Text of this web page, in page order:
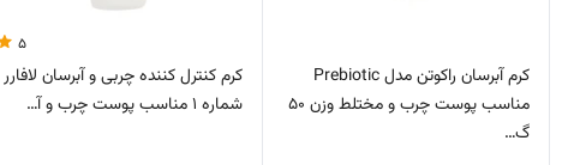
کرم آبرسان راکوتن مدل Prebiotic
مناسب پوست چرب و مختلط وزن 50
گ…
5
کرم کنترل کننده چربی و آبرسان لافارر
شماره 1 مناسب پوست چرب و آ…